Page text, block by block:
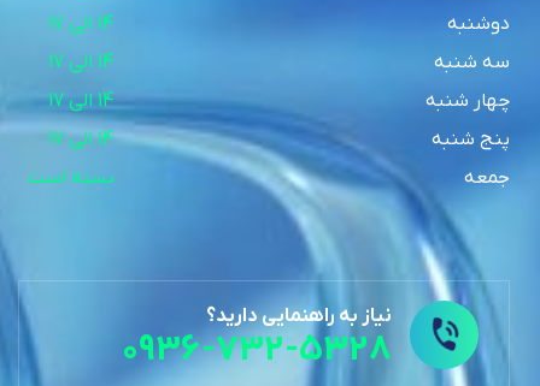
دوشنبه
سه شنبه
چهار شنبه
14 الی 17
پنج شنبه
14 الی 17
جمعه
بسته است
نیاز به راهنمایی دارید؟
0936-732-5328